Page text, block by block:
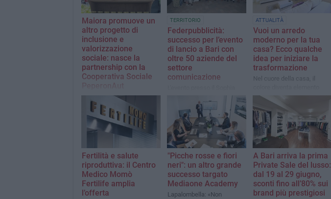
Maiora promuove un
altro progetto di
inclusione e
valorizzazione
sociale: nasce la
partnership con la
Cooperativa Sociale
Responsabilità sociale e
sviluppo commerciale
insieme in un progetto che
porta nei punti vendita
Interspar i peperoni cruschi
lavorati da ragazzi autistici
in Basilicata
TERRITORIO
Federpubblicità:
successo per l’evento
di lancio a Bari con
oltre 50 aziende del
settore
comunicazione
Loren Restaurant di Bari ha
ufficializzato la nascita della
rete promossa da
Confesercenti Bari
ATTUALITÀ
Vuoi un arredo
moderno per la tua
casa? Ecco qualche
idea per iniziare la
trasformazione
Nel cuore della casa, il
architettonico più che
decorativo
Fertilità e salute
riproduttiva: il Centro
Medico Momò
Fertilife amplia
l’offerta
"Picche rosse e fiori
neri": un altro grande
successo targato
Mediaone Academy
Lapalombella: «Non
A Bari arriva la prima
Private Sale del lusso:
dal 19 al 29 giugno,
sconti fino all’80% sui
brand più prestigiosi